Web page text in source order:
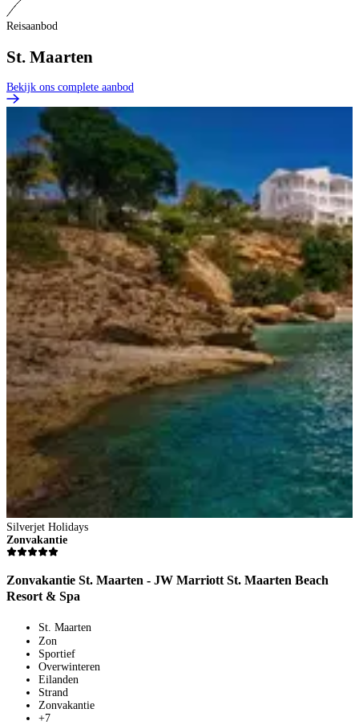
Reisaanbod
St. Maarten
Bekijk ons complete aanbod
Silverjet Holidays
Zonvakantie
Zonvakantie St. Maarten - JW Marriott St. Maarten Beach
Resort & Spa
St. Maarten
Zon
Sportief
Overwinteren
Eilanden
Strand
Zonvakantie
+7